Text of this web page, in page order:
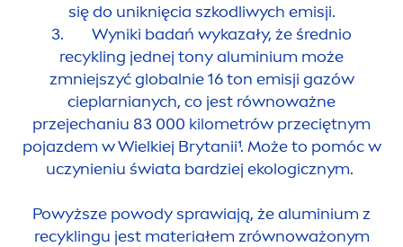
się do uniknięcia szkodliwych emisji.
3. Wyniki badań wykazały, że średnio
recykling jednej tony aluminium może
zmniejszyć globalnie 16 ton emisji gazów
cieplarnianych, co jest równoważne
przejechaniu 83 000 kilometrów przeciętnym
pojazdem w Wielkiej Brytanii¹. Może to pomóc w
uczynieniu świata bardziej ekologicznym.
Powyższe powody sprawiają, że aluminium z
recyklingu jest materiałem zrównoważonym